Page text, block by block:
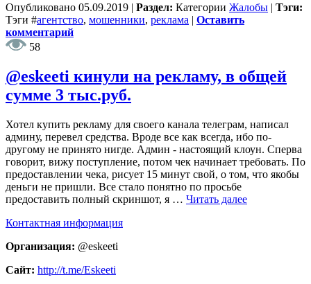
Опубликовано 05.09.2019 | Раздел: Категории Жалобы | Тэги:
Тэги #агентство, мошенники, реклама | Оставить
комментарий
58
@eskeeti кинули на рекламу, в общей
сумме 3 тыс.руб.
Хотел купить рекламу для своего канала телеграм, написал
админу, перевел средства. Вроде все как всегда, ибо по-
другому не принято нигде. Админ - настоящий клоун. Сперва
говорит, вижу поступление, потом чек начинает требовать. По
предоставлении чека, рисует 15 минут свой, о том, что якобы
деньги не пришли. Все стало понятно по просьбе
предоставить полный скриншот, я … Читать далее
Контактная информация
Организация: @eskeeti
Сайт: http://t.me/Eskeeti